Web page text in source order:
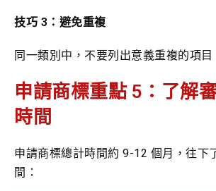
技巧 3：避免重複
同一類別中，不要列出意義重複的項目
申請商標重點 5：了解
時間
申請商標總計時間約 9-12 個月，往下
間：